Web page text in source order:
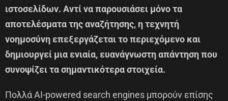
ιστοσελίδων. Αντί να παρουσιάσει μόνο τα
αποτελέσματα της αναζήτησης, η τεχνητή
νοημοσύνη επεξεργάζεται το περιεχόμενο και
δημιουργεί μια ενιαία, ευανάγνωστη απάντηση που
συνοψίζει τα σημαντικότερα στοιχεία.
Πολλά AI-powered search engines μπορούν επίσης